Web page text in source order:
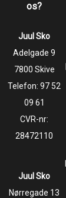
os?
Juul Sko
​​​​​​​Adelgade 9
7800 Skive
Telefon:97 52
09 61
CVR-nr:
28472110
Juul Sko
​​​​​​​Nørregade 13